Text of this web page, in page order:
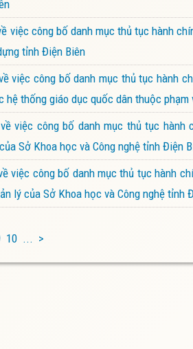
việc công bố danh mục thủ tục hành
tỉnh Điện Biên
việc công bố danh mục thủ tục hành
hệ thống giáo dục quốc dân thuộc
việc công bố danh mục thủ tục
Sở Khoa học và Công nghệ tỉnh Điện
việc công bố danh mục thủ tục hành
lý của Sở Khoa học và Công nghệ tỉnh
10 ... >